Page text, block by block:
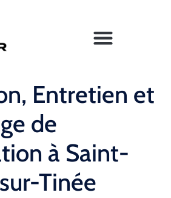
Entretien et
de
à Saint-
Tinée